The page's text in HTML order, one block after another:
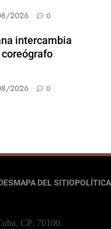
2026 0
intercambia
2026 0
MAPA DEL SITIO
CP: 70100.